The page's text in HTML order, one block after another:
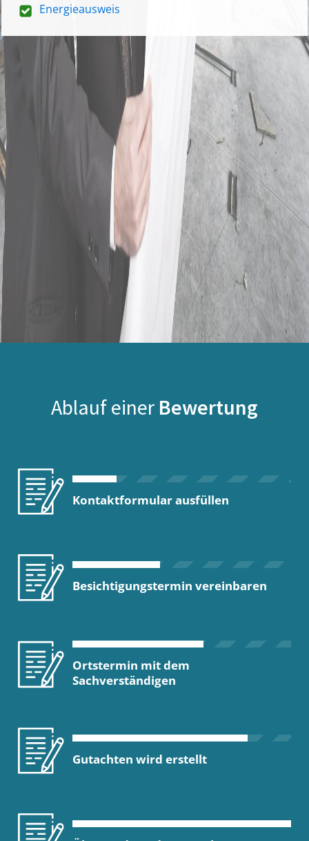
Energieausweis
Ablauf einer Bewertung
Kontaktformular ausfüllen
Besichtigungstermin vereinbaren
Ortstermin mit dem
Sachverständigen
Gutachten wird erstellt